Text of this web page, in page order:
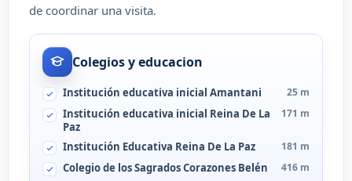
de coordinar una visita.
Colegios y educacion
Institución educativa inicial Amantani 25 m
Institución educativa inicial Reina De La
Paz
171 m
Institución Educativa Reina De La Paz 181 m
Colegio de los Sagrados Corazones Belén 416 m